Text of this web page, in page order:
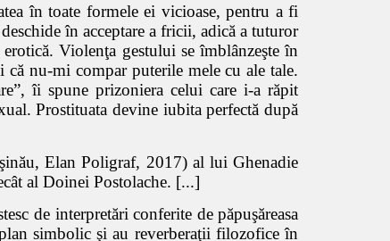
în toate formele ei vicioase, pentru a fi
în acceptare a fricii, adică a tuturor
Violenţa gestului se îmblânzeşte în
nu-mi compar puterile mele cu ale tale.
îi spune prizoniera celui care i-a răpit
Prostituata devine iubita perfectă după
Elan Poligraf, 2017) al lui Ghenadie
al Doinei Postolache. [...]
de interpretări conferite de păpuşăreasa
simbolic şi au reverberaţii filozofice în